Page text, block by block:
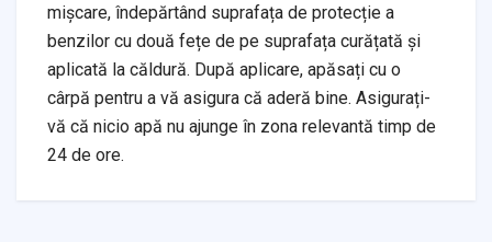
mișcare, îndepărtând suprafața de protecție a
benzilor cu două fețe de pe suprafața curățată și
aplicată la căldură. După aplicare, apăsați cu o
cârpă pentru a vă asigura că aderă bine. Asigurați-
vă că nicio apă nu ajunge în zona relevantă timp de
24 de ore.